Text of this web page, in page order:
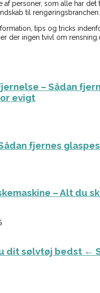
af personer, som alle har det
til rengøringsbranchen.
tips og tricks
der ingen tvivl om
– Sådan
evigt
fjernes
– Alt du
dit sølvtøj bedst ←